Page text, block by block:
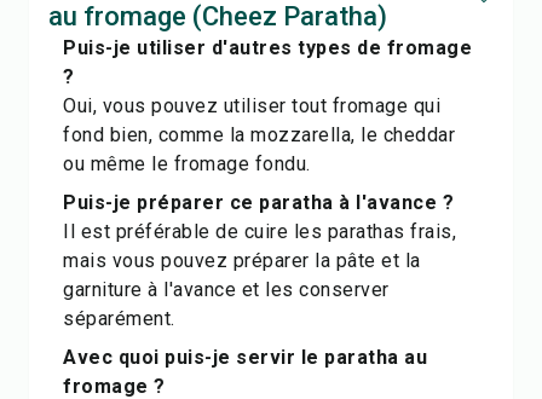
au fromage (Cheez Paratha)
Puis-je utiliser d'autres types de fromage
?
Oui, vous pouvez utiliser tout fromage qui
fond bien, comme la mozzarella, le cheddar
ou même le fromage fondu.
Puis-je préparer ce paratha à l'avance ?
Il est préférable de cuire les parathas frais,
mais vous pouvez préparer la pâte et la
garniture à l'avance et les conserver
séparément.
Avec quoi puis-je servir le paratha au
fromage ?